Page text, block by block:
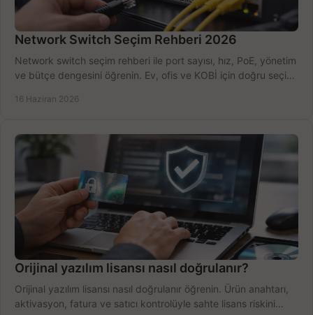
Network Switch Seçim Rehberi 2026
Network switch seçim rehberi ile port sayısı, hız, PoE, yönetim
ve bütçe dengesini öğrenin. Ev, ofis ve KOBİ için doğru seçimi
16 Haziran 2026
Orijinal yazılım lisansı nasıl doğrulanır?
Orijinal yazılım lisansı nasıl doğrulanır öğrenin. Ürün anahtarı,
aktivasyon, fatura ve satıcı kontrolüyle sahte lisans riskini